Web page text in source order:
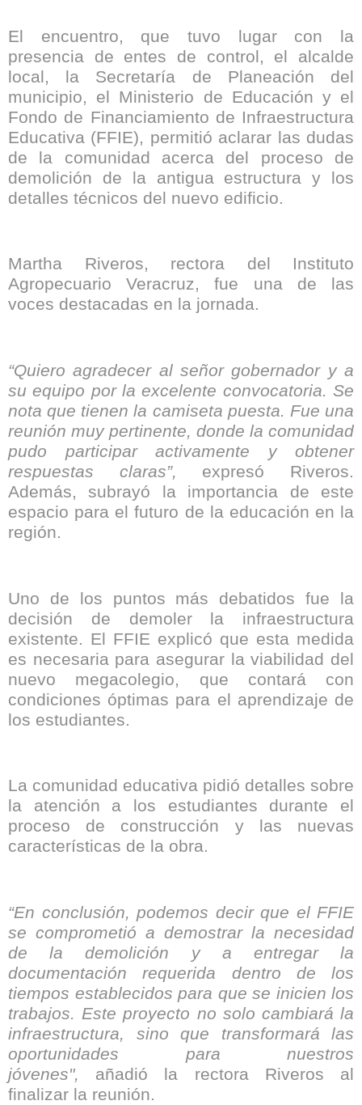
El encuentro, que tuvo lugar con la
presencia de entes de control, el alcalde
local, la Secretaría de Planeación del
municipio, el Ministerio de Educación y el
Fondo de Financiamiento de Infraestructura
Educativa (FFIE), permitió aclarar las dudas
de la comunidad acerca del proceso de
demolición de la antigua estructura y los
detalles técnicos del nuevo edificio.
Martha Riveros, rectora del Instituto
Agropecuario Veracruz, fue una de las
voces destacadas en la jornada.
“Quiero agradecer al señor gobernador y a
su equipo por la excelente convocatoria. Se
nota que tienen la camiseta puesta. Fue una
reunión muy pertinente, donde la comunidad
pudo participar activamente y obtener
respuestas claras”, expresó Riveros.
Además, subrayó la importancia de este
espacio para el futuro de la educación en la
región.
Uno de los puntos más debatidos fue la
decisión de demoler la infraestructura
existente. El FFIE explicó que esta medida
es necesaria para asegurar la viabilidad del
nuevo megacolegio, que contará con
condiciones óptimas para el aprendizaje de
los estudiantes.
La comunidad educativa pidió detalles sobre
la atención a los estudiantes durante el
proceso de construcción y las nuevas
características de la obra.
“En conclusión, podemos decir que el FFIE
se comprometió a demostrar la necesidad
de la demolición y a entregar la
documentación requerida dentro de los
tiempos establecidos para que se inicien los
trabajos. Este proyecto no solo cambiará la
infraestructura, sino que transformará las
oportunidades para nuestros
jóvenes", añadió la rectora Riveros al
finalizar la reunión.